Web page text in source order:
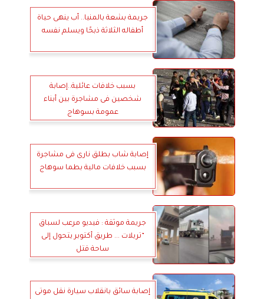
جريمة بشعة بالمنيا.. أب ينهى حياة
أطفاله الثلاثة ذبحًا ويسلم نفسه
بسبب خلافات عائلية..إصابة
شخصين فى مشاجرة بين أبناء
عمومة بسوهاج
إصابة شاب بطلق نارى فى مشاجرة
بسبب خلافات مالية بطما سوهاج
جريمة موثقة : فيديو مرعب لسباق
”تريلات ... طريق أكتوبر يتحول إلى
ساحة قتل
إصابة سائق بانقلاب سيارة نقل موتى